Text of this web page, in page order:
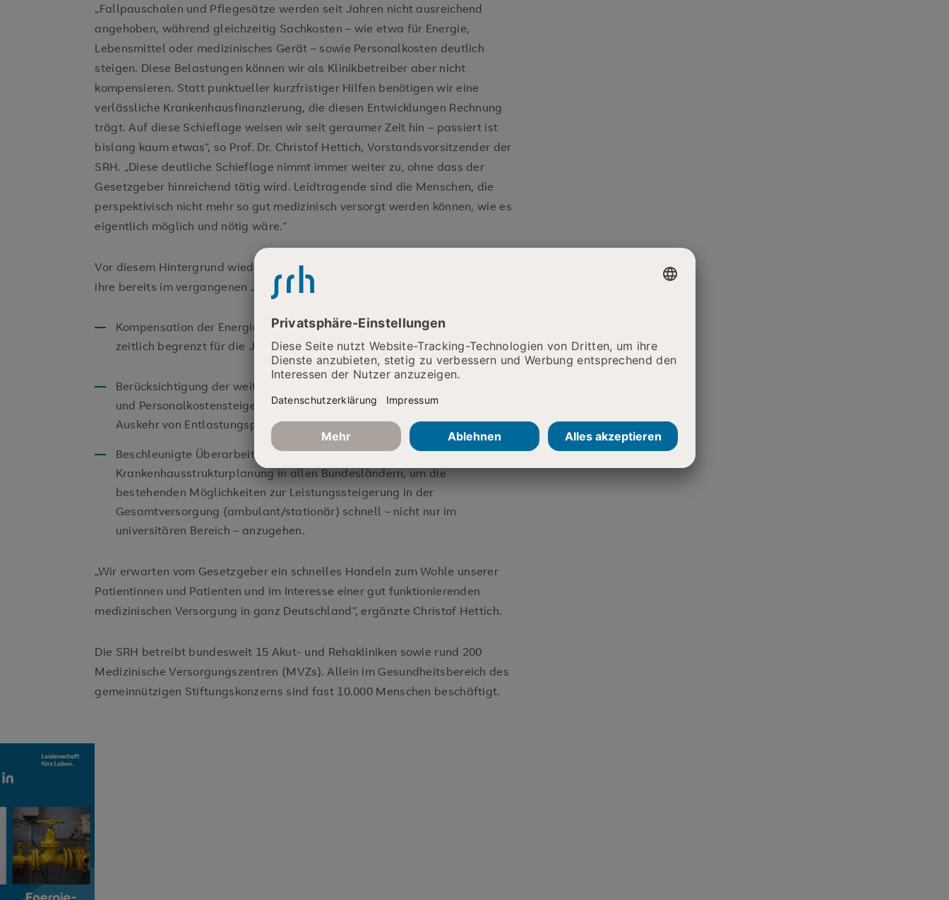
„Fallpauschalen und Pflegesätze werden seit Jahren nicht ausreichend
angehoben, während gleichzeitig Sachkosten – wie etwa für Energie,
Lebensmittel oder medizinisches Gerät – sowie Personalkosten deutlich
steigen. Diese Belastungen können wir als Klinikbetreiber aber nicht
kompensieren. Statt punktueller kurzfristiger Hilfen benötigen wir eine
verlässliche Krankenhausfinanzierung, die diesen Entwicklungen Rechnung
trägt. Auf diese Schieflage weisen wir seit geraumer Zeit hin – passiert ist
bislang kaum etwas“, so Prof. Dr. Christof Hettich, Vorstandsvorsitzender der
SRH. „Diese deutliche Schieflage nimmt immer weiter zu, ohne dass der
Gesetzgeber hinreichend tätig wird. Leidtragende sind die Menschen, die
perspektivisch nicht mehr so gut medizinisch versorgt werden können, wie es
eigentlich möglich und nötig wäre.“
Vor diesem Hintergrund wiederholt die SRH für alle Kliniken Deutschlands
ihre bereits im vergangenen Jahr formulierten Forderungen:
Kompensation der Energiebezugskostensteigerungen gegenüber 2021 –
zeitlich begrenzt für die Jahre besonderer Belastung.
Berücksichtigung der weiteren, marktdurchschnittlichen Sachbezugs-
und Personalkostensteigerungen in der Refinanzierung und zeitnahe
Auskehr von Entlastungspauschalen.
Beschleunigte Überarbeitung und Umsetzung einer gänzlich neuen
Krankenhausstrukturplanung in allen Bundesländern, um die
bestehenden Möglichkeiten zur Leistungssteigerung in der
Gesamtversorgung (ambulant/stationär) schnell – nicht nur im
universitären Bereich – anzugehen.
„Wir erwarten vom Gesetzgeber ein schnelles Handeln zum Wohle unserer
Patientinnen und Patienten und im Interesse einer gut funktionierenden
medizinischen Versorgung in ganz Deutschland“, ergänzte Christof Hettich.
Die SRH betreibt bundesweit 15 Akut- und Rehakliniken sowie rund 200
Medizinische Versorgungszentren (MVZs). Allein im Gesundheitsbereich des
gemeinnützigen Stiftungskonzerns sind fast 10.000 Menschen beschäftigt.